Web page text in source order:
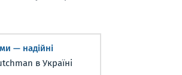
— надійні
в Україні